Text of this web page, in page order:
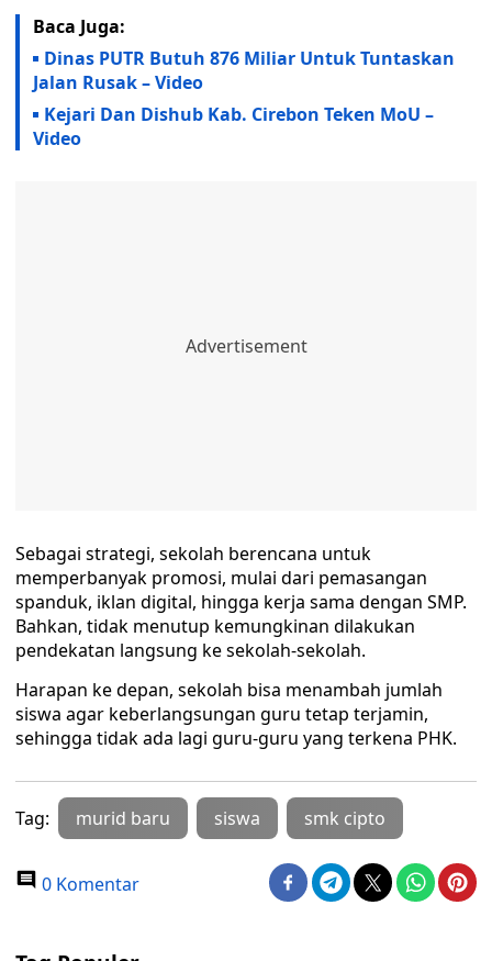
Baca Juga:
Dinas PUTR Butuh 876 Miliar Untuk Tuntaskan
Jalan Rusak – Video
Kejari Dan Dishub Kab. Cirebon Teken MoU –
Video
Sebagai strategi, sekolah berencana untuk
memperbanyak promosi, mulai dari pemasangan
spanduk, iklan digital, hingga kerja sama dengan SMP.
Bahkan, tidak menutup kemungkinan dilakukan
pendekatan langsung ke sekolah-sekolah.
Harapan ke depan, sekolah bisa menambah jumlah
siswa agar keberlangsungan guru tetap terjamin,
sehingga tidak ada lagi guru-guru yang terkena PHK.
Tag: murid baru siswa smk cipto
0 Komentar